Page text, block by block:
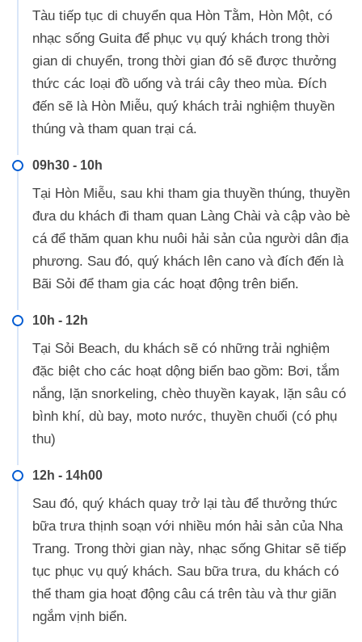
Tàu tiếp tục di chuyển qua Hòn Tằm, Hòn Một, có
nhạc sống Guita để phục vụ quý khách trong thời
gian di chuyển, trong thời gian đó sẽ được thưởng
thức các loại đồ uống và trái cây theo mùa. Đích
đến sẽ là Hòn Miễu, quý khách trải nghiệm thuyền
thúng và tham quan trại cá.
09h30 - 10h
Tại Hòn Miễu, sau khi tham gia thuyền thúng, thuyền
đưa du khách đi tham quan Làng Chài và cập vào bè
cá để thăm quan khu nuôi hải sản của người dân địa
phương. Sau đó, quý khách lên cano và đích đến là
Bãi Sỏi để tham gia các hoạt động trên biển.
10h - 12h
Tại Sỏi Beach, du khách sẽ có những trải nghiệm
đặc biệt cho các hoạt dộng biển bao gồm: Bơi, tắm
nắng, lặn snorkeling, chèo thuyền kayak, lặn sâu có
bình khí, dù bay, moto nước, thuyền chuối (có phụ
thu)
12h - 14h00
Sau đó, quý khách quay trở lại tàu để thưởng thức
bữa trưa thịnh soạn với nhiều món hải sản của Nha
Trang. Trong thời gian này, nhạc sống Ghitar sẽ tiếp
tục phục vụ quý khách. Sau bữa trưa, du khách có
thể tham gia hoạt động câu cá trên tàu và thư giãn
ngắm vịnh biển.